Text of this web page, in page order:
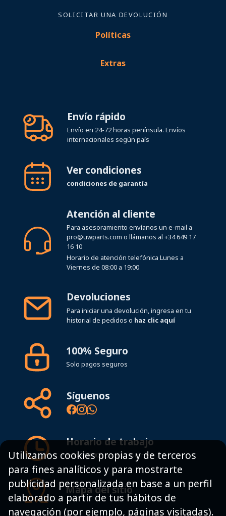
SOLICITAR UNA DEVOLUCIÓN
Políticas
Extras
Envío rápido
Envío en 24-72 horas península. Envíos
internacionales según país
Ver condiciones
condiciones de garantía
Atención al cliente
Para asesoramiento envíanos un e-mail a
pro@uwparts.com o llámanos al +34 649 17
16 10
Horario de atención telefónica Lunes a
Viernes de 08:00 a 19:00
Devoluciones
Para iniciar una devolución, ingresa en tu
historial de pedidos o haz clic aquí
100% Seguro
Solo pagos seguros
Síguenos
Horario de trabajo
8:00 - 19:00h Lunes - Viernes
Mapa del sitio
Utilizamos cookies propias y de terceros
para fines analíticos y para mostrarte
publicidad personalizada en base a un perfil
elaborado a partir de tus hábitos de
navegación (por ejemplo, páginas visitadas).